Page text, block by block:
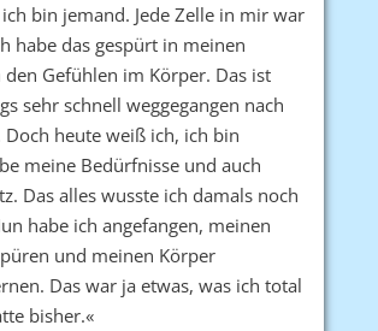
bin jemand. Jede Zelle in mir war
habe das gespürt in meinen
den Gefühlen im Körper. Das ist
sehr schnell weggegangen nach
Doch heute weiß ich, ich bin
meine Bedürfnisse und auch
Das alles wusste ich damals noch
habe ich angefangen, meinen
und meinen Körper
Das war ja etwas, was ich total
bisher.«